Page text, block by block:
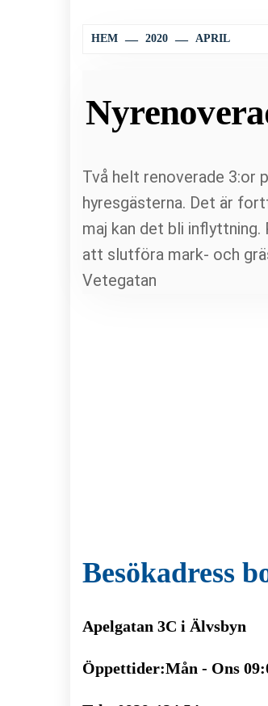
HEM 2020 APRIL
Två helt renoverade 3:or
hyresgästerna. Det är
maj kan det bli
att slutföra mark- och
Vetegatan
Besökadress
Apelgatan 3C i Älvsbyn
Öppettider:Mån - Ons